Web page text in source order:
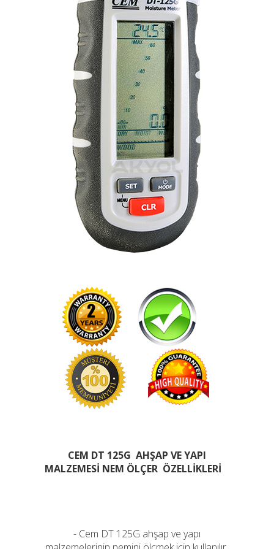
CEM DT 125G AHŞAP VE YAPI
MALZEMESİ NEM ÖLÇER ÖZELLİKLERİ
- Cem DT 125G ahşap ve yapı